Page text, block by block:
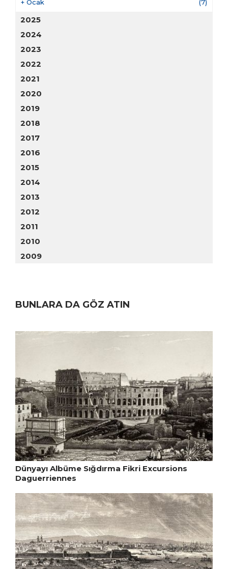
+ Ocak (7)
2025
2024
2023
2022
2021
2020
2019
2018
2017
2016
2015
2014
2013
2012
2011
2010
2009
BUNLARA DA GÖZ ATIN
Dünyayı Albüme Sığdırma Fikri Excursions
Daguerriennes